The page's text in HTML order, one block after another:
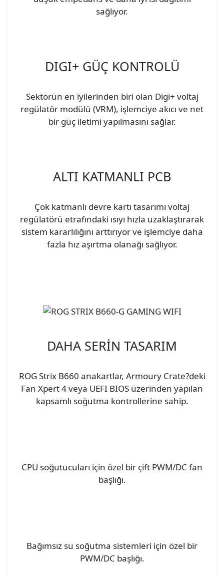
sağlıyor.
DIGI+ GÜÇ KONTROLÜ
Sektörün en iyilerinden biri olan Digi+ voltaj
regülatör modülü (VRM), işlemciye akıcı ve net
bir güç iletimi yapılmasını sağlar.
ALTI KATMANLI PCB
Çok katmanlı devre kartı tasarımı voltaj
regülatörü etrafındaki ısıyı hızla uzaklaştırarak
sistem kararlılığını arttırıyor ve işlemciye daha
fazla hız aşırtma olanağı sağlıyor.
DAHA SERİN TASARIM
ROG Strix B660 anakartlar, Armoury Crate?deki
Fan Xpert 4 veya UEFI BIOS üzerinden yapılan
kapsamlı soğutma kontrollerine sahip.
CPU soğutucuları için özel bir çift PWM/DC fan
başlığı.
Bağımsız su soğutma sistemleri için özel bir
PWM/DC başlığı.